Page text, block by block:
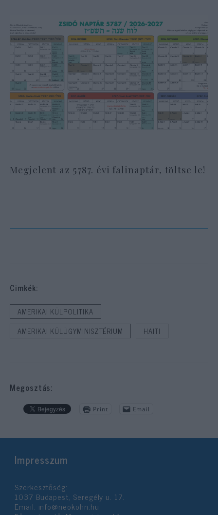
Megjelent az 5787. évi falinaptár, töltse le!
Cimkék:
AMERIKAI KÜLPOLITIKA
AMERIKAI KÜLÜGYMINISZTÉRIUM
HAITI
Megosztás:
Print Email
Impresszum
Szerkesztőség:
1037 Budapest, Seregély u. 17.
Email: info@neokohn.hu